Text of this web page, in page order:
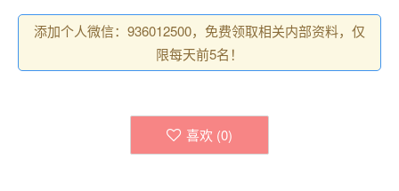
添加个人微信：936012500，免费领取相关内部资料，仅
限每天前5名！
喜欢 (0)